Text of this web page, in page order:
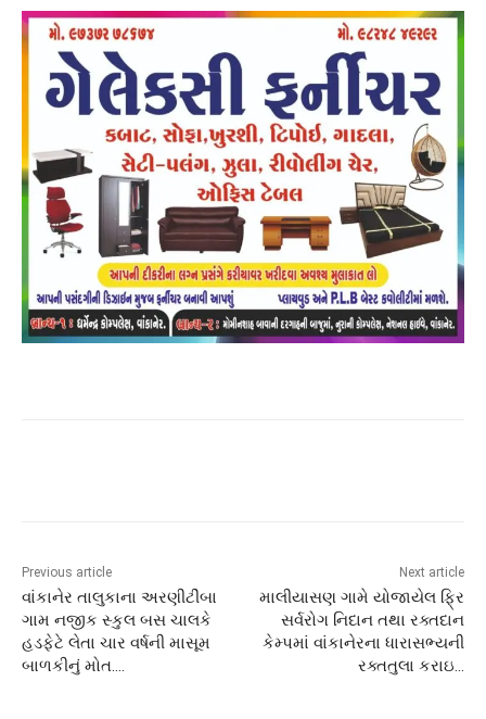
Previous article
વાંકાનેર તાલુકાના અરણીટીંબા
ગામ નજીક સ્કુલ બસ ચાલકે
હડફેટે લેતા ચાર વર્ષની માસૂમ
બાળકીનું મોત….
Next article
માલીયાસણ ગામે યોજાયેલ ફ્રિ
સર્વરોગ નિદાન તથા રક્તદાન
કેમ્પમાં વાંકાનેરના ધારાસભ્યની
રક્તતુલા કરાઇ…